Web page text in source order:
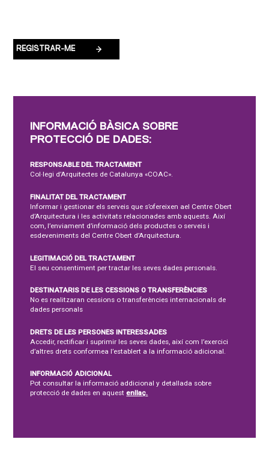
INFORMACIÓ BÀSICA SOBRE
PROTECCIÓ DE DADES:
RESPONSABLE DEL TRACTAMENT
Col·legi d’Arquitectes de Catalunya «COAC».
FINALITAT DEL TRACTAMENT
Informar i gestionar els serveis que s’ofereixen ael Centre Obert
d’Arquitectura i les activitats relacionades amb aquests. Així
com, l’enviament d’informació dels productes o serveis i
esdeveniments del Centre Obert d’Arquitectura.
LEGITIMACIÓ DEL TRACTAMENT
El seu consentiment per tractar les seves dades personals.
DESTINATARIS DE LES CESSIONS O TRANSFERÈNCIES
No es realitzaran cessions o transferències internacionals de
dades personals
DRETS DE LES PERSONES INTERESSADES
Accedir, rectificar i suprimir les seves dades, així com l’exercici
d’altres drets conformea l’establert a la informació adicional.
INFORMACIÓ ADICIONAL
Pot consultar la informació addicional y detallada sobre
protecció de dades en aquestenllaç.